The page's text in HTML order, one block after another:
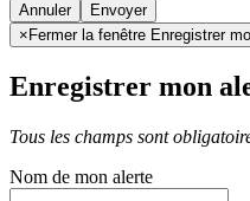
Annuler
× Fermer la fenêtre Enregistrer
Enregistrer mon
Tous les champs sont
Nom de mon alerte